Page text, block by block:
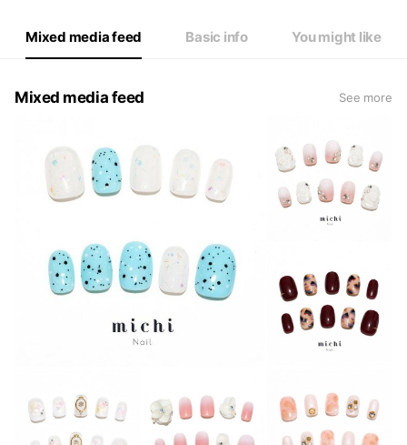
Mixed media feed Basic info You might like
Mixed media feed See more